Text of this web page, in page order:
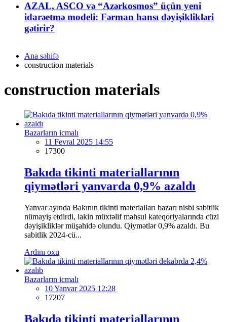
AZAL, ASCO və “Azərkosmos” üçün yeni
idarəetmə modeli: Fərman hansı dəyişiklikləri
gətirir?
Ana səhifə
construction materials
construction materials
Bazarların icmalı
11 Fevral 2025 14:55
17300
Bakıda tikinti materiallarının
qiymətləri yanvarda 0,9% azaldı
Yanvar ayında Bakının tikinti materialları bazarı nisbi sabitlik
nümayiş etdirdi, lakin müxtəlif məhsul kateqoriyalarında cüzi
dəyişikliklər müşahidə olundu. Qiymətlər 0,9% azaldı. Bu
sabitlik 2024-cü...
Ardını oxu
Bazarların icmalı
10 Yanvar 2025 12:28
17207
Bakıda tikinti materiallarının